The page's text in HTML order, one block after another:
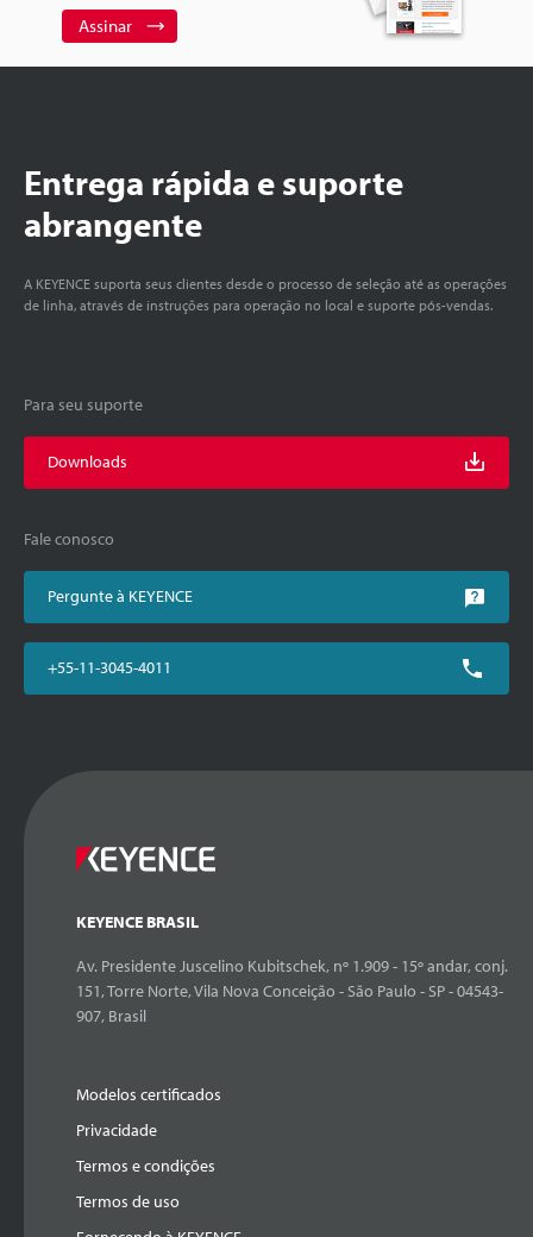
Assinar
Entrega rápida e suporte
abrangente
A KEYENCE suporta seus clientes desde o processo de seleção até as operações
de linha, através de instruções para operação no local e suporte pós-vendas.
Para seu suporte
Downloads
Fale conosco
Pergunte à KEYENCE
+55-11-3045-4011
KEYENCE BRASIL
Av. Presidente Juscelino Kubitschek, nº 1.909 - 15º andar, conj.
151, Torre Norte, Vila Nova Conceição - São Paulo - SP - 04543-
907, Brasil
Modelos certificados
Privacidade
Termos e condições
Termos de uso